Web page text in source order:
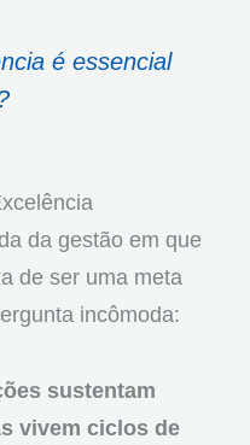
é essencial
da gestão em que
de ser uma meta
incômoda:
sustentam
vivem ciclos de